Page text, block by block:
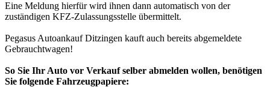
Eine Meldung hierfür wird ihnen dann automatisch von der
zuständigen KFZ-Zulassungsstelle übermittelt.
Pegasus Autoankauf Ditzingen kauft auch bereits abgemeldete
Gebrauchtwagen!
So Sie Ihr Auto vor Verkauf selber abmelden wollen, benötigen
Sie folgende Fahrzeugpapiere: